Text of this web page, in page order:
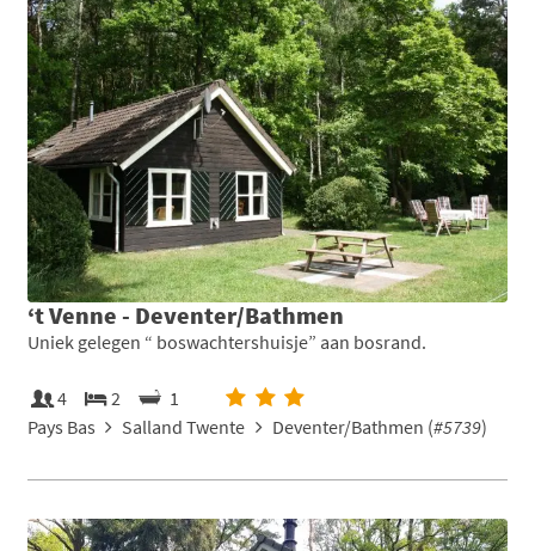
‘t Venne - Deventer/Bathmen
Uniek gelegen “ boswachtershuisje” aan bosrand.
4 2
1
Pays Bas
Salland Twente Deventer/Bathmen (#5739)